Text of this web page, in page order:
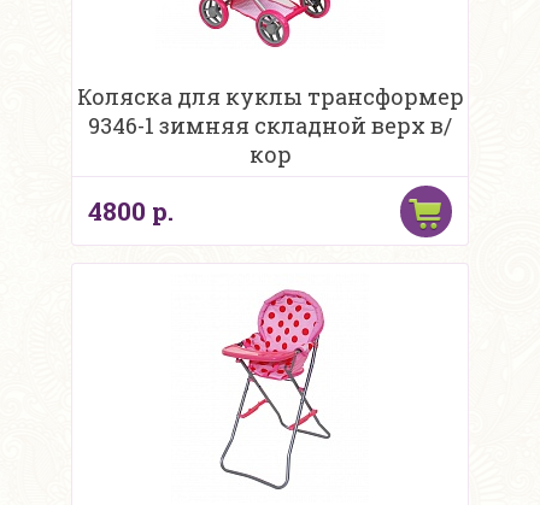
Коляска для куклы трансформер
9346-1 зимняя складной верх в/
кор
4800 р.